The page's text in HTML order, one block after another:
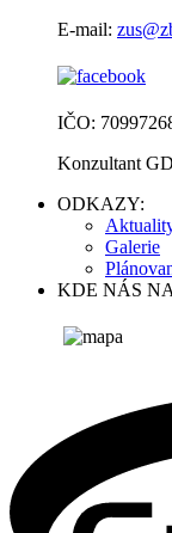
E-mail:
IČO:
Konzultant
ODKAZY:
Galerie
KDE NÁS